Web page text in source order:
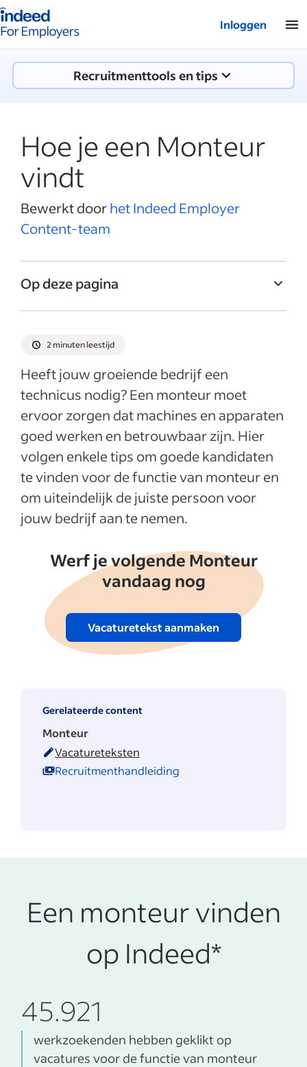
van Indeed - Voor werkgevers
Inloggen
Recruitmenttools en tips
Hoe je een Monteur
vindt
Bewerkt doorhet Indeed Employer
Content-team
Op deze pagina
(m/v)?
monteur
Belangrijke vaardigheden van een monteur
Een vacaturetekst schrijven voor de
functie van monteur
Sollicitatiegesprekken voeren voor de
functie van monteur
Bekijk hier hoe je werft voor verschillende
Meer weergeven
2 minuten leestijd
Heeft jouw groeiende bedrijf een
technicus nodig? Een monteur moet
ervoor zorgen dat machines en apparaten
goed werken en betrouwbaar zijn. Hier
volgen enkele tips om goede kandidaten
te vinden voor de functie van monteur en
om uiteindelijk de juiste persoon voor
jouw bedrijf aan te nemen.
Werf je volgende Monteur
vandaag nog
Vacaturetekst aanmaken
Gerelateerde content
Monteur
Vacatureteksten
Recruitmenthandleiding
Een monteur vinden
op Indeed*
45.921
werkzoekenden hebben geklikt op
vacatures voor de functie van monteur